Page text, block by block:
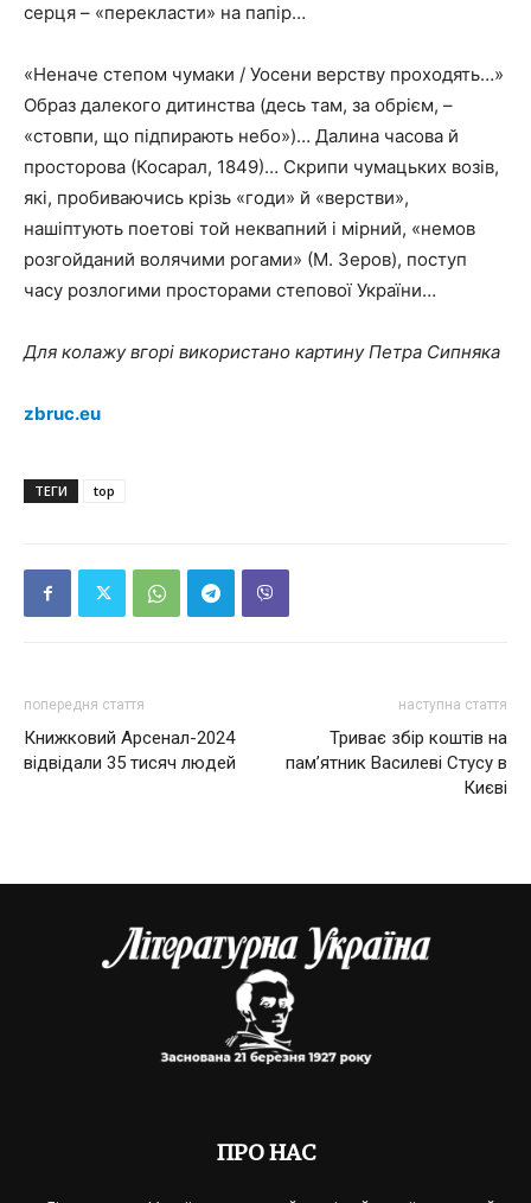
серця – «перекласти» на папір…
«Неначе степом чумаки / Уосени верству проходять…»
Образ далекого дитинства (десь там, за обрієм, –
«стовпи, що підпирають небо»)… Далина часова й
просторова (Косарал, 1849)… Скрипи чумацьких возів,
які, пробиваючись крізь «годи» й «верстви»,
нашіптують поетові той неквапний і мірний, «немов
розгойданий волячими рогами» (М. Зеров), поступ
часу розлогими просторами степової України…
Для колажу вгорі використано картину Петра Сипняка
zbruc.eu
ТЕГИ top
попередня стаття
Книжковий Арсенал-2024
відвідали 35 тисяч людей
наступна стаття
Триває збір коштів на
пам’ятник Василеві Стусу в
Києві
ПРО НАС